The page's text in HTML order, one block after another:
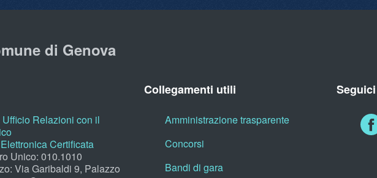
di Genova
Ufficio Relazioni con il
Certificata
Unico: 010.1010
Via Garibaldi 9, Palazzo
Collegamenti utili
Amministrazione trasparente
Concorsi
Bandi di gara